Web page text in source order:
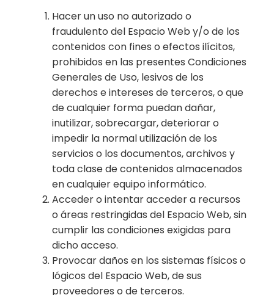
Hacer un uso no autorizado o
fraudulento del Espacio Web y/o de los
contenidos con fines o efectos ilícitos,
prohibidos en las presentes Condiciones
Generales de Uso, lesivos de los
derechos e intereses de terceros, o que
de cualquier forma puedan dañar,
inutilizar, sobrecargar, deteriorar o
impedir la normal utilización de los
servicios o los documentos, archivos y
toda clase de contenidos almacenados
en cualquier equipo informático.
Acceder o intentar acceder a recursos
o áreas restringidas del Espacio Web, sin
cumplir las condiciones exigidas para
dicho acceso.
Provocar daños en los sistemas físicos o
lógicos del Espacio Web, de sus
proveedores o de terceros.